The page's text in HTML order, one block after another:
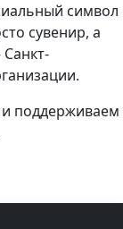
символ
сувенир, а
поддерживаем